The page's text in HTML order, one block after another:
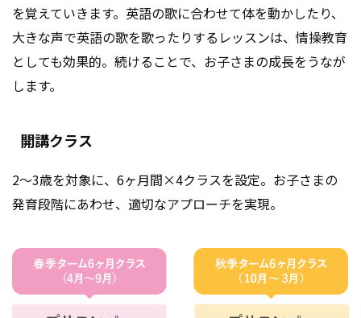
を覚えていきます。英語の歌に合わせて体を動かしたり、
大きな声で英語の歌を歌ったりするレッスンは、情操教育
としても効果的。続けることで、お子さまの成長をうなが
します。
開講クラス
2～3歳を対象に、6ヶ月間×4クラスを設定。お子さまの
発育段階にあわせ、適切なアプローチを実現。